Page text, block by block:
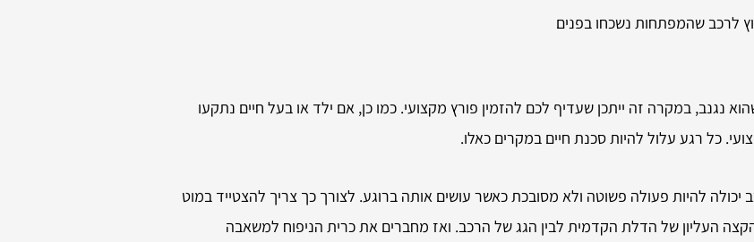
לרכב שהמפתחות נשכחו בפנים
נגנב, במקרה זה ייתכן שעדיף לכם להזמין פורץ מקצועי. כמו כן, אם ילד או בעל חיים נתקעו
כל רגע עלול להיות סכנת חיים במקרים כאלו.
להיות פעולה פשוטה ולא מסובכת כאשר עושים אותה ברוגע. לצורך כך צריך להצטייד במוט
העליון של הדלת הקדמית לבין הגג של הרכב. ואז מחברים את כרית הניפוח למשאבה